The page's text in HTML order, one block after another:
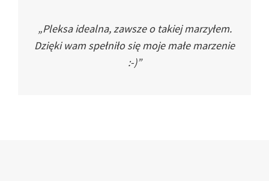
„Pleksa idealna, zawsze o takiej marzyłem.
Dzięki wam spełniło się moje małe marzenie
:-)”